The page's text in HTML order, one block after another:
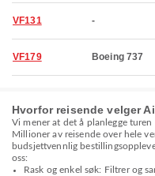
VF131 -
VF179 Boeing 737
Hvorfor reisende velger
Vi mener at det å planlegge
Millioner av reisende over hele
budsjettvennlig
oss:
Rask og enkel søk: Filtrer og